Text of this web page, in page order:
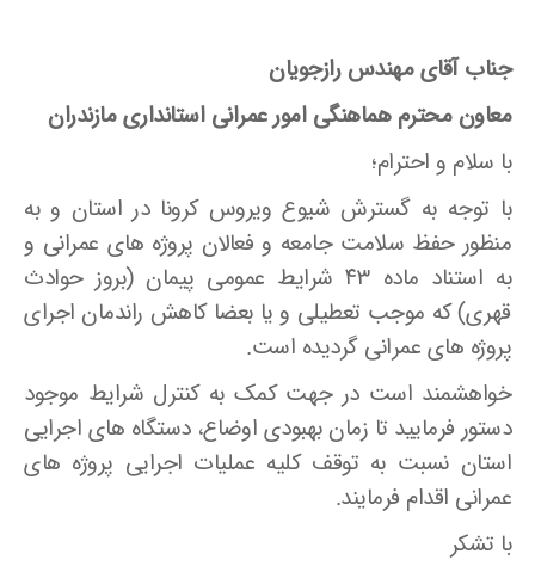
جناب آقای مهندس رازجویان
معاون محترم هماهنگی امور عمرانی استانداری مازندران
با سلام و احترام؛
با توجه به گسترش شیوع ویروس کرونا در استان و به
منظور حفظ سلامت جامعه و فعالان پروژه های عمرانی و
به استناد ماده ۴۳ شرایط عمومی پیمان (بروز حوادث
قهری) که موجب تعطیلی و یا بعضا کاهش راندمان اجرای
پروژه های عمرانی گردیده است.
خواهشمند است در جهت کمک به کنترل شرایط موجود
دستور فرمایید تا زمان بهبودی اوضاع، دستگاه های اجرایی
استان نسبت به توقف کلیه عملیات اجرایی پروژه های
عمرانی اقدام فرمایند.
با تشکر